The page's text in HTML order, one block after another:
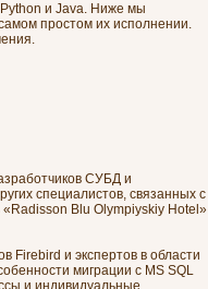
и Java. Ниже мы
простом их исполнении.
СУБД и
специалистов, связанных с
Blu Olympiyskiy Hotel»
Firebird и экспертов в области
миграции с MS SQL